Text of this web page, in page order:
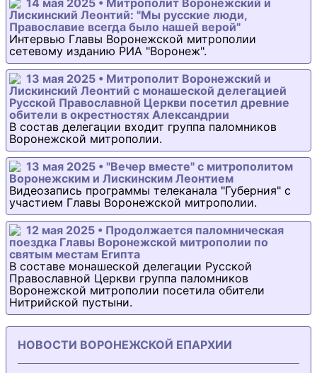
14 мая 2025 • Митрополит Воронежский и
Лискинский Леонтий: "Мы русские люди,
Православие всегда было нашей верой"
Интервью Главы Воронежской митрополии
сетевому изданию РИА "Воронеж".
13 мая 2025 • Митрополит Воронежский и
Лискинский Леонтий с монашеской делегацией
Русской Православной Церкви посетил древние
обители в окрестностях Александрии
В состав делегации входит группа паломников
Воронежской митрополии.
13 мая 2025 • "Вечер вместе" с митрополитом
Воронежским и Лискинским Леонтием
Видеозапись программы телеканала "Губерния" с
участием Главы Воронежской митрополии.
12 мая 2025 • Продолжается паломническая
поездка Главы Воронежской митрополии по
святым местам Египта
В составе монашеской делегации Русской
Православной Церкви группа паломников
Воронежской митрополии посетила обители
Нитрийской пустыни.
НОВОСТИ ВОРОНЕЖСКОЙ ЕПАРХИИ